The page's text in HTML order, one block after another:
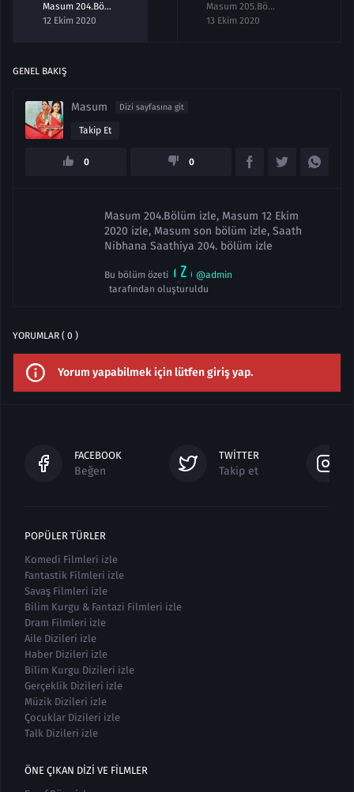
Masum 204.Bölüm izle 12 Ekim 2020
12 Ekim 2020
Masum 205.Bölüm izle 13 Ekim 2020
13 Ekim 2020
GENEL BAKIŞ
Masum Dizi sayfasına git
Takip Et
0 0
Masum 204.Bölüm izle, Masum 12 Ekim
2020 izle, Masum son bölüm izle, Saath
Nibhana Saathiya 204. bölüm izle
Bu bölüm özeti
@admin
tarafından oluşturuldu
YORUMLAR ( 0 )
Yorum yapabilmek için lütfen giriş yap.
FACEBOOK
Beğen
TWITTER
Takip et
POPÜLER TÜRLER
Komedi Filmleri izle
Fantastik Filmleri izle
Savaş Filmleri izle
Bilim Kurgu & Fantazi Filmleri izle
Dram Filmleri izle
Aile Dizileri izle
Haber Dizileri izle
Bilim Kurgu Dizileri izle
Gerçeklik Dizileri izle
Müzik Dizileri izle
Çocuklar Dizileri izle
Talk Dizileri izle
ÖNE ÇIKAN DIZI VE FILMLER